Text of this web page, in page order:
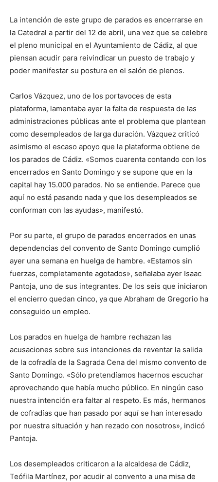
La intención de este grupo de parados es encerrarse en
la Catedral a partir del 12 de abril, una vez que se celebre
el pleno municipal en el Ayuntamiento de Cádiz, al que
piensan acudir para reivindicar un puesto de trabajo y
poder manifestar su postura en el salón de plenos.
Carlos Vázquez, uno de los portavoces de esta
plataforma, lamentaba ayer la falta de respuesta de las
administraciones públicas ante el problema que plantean
como desempleados de larga duración. Vázquez criticó
asimismo el escaso apoyo que la plataforma obtiene de
los parados de Cádiz. «Somos cuarenta contando con los
encerrados en Santo Domingo y se supone que en la
capital hay 15.000 parados. No se entiende. Parece que
aquí no está pasando nada y que los desempleados se
conforman con las ayudas», manifestó.
Por su parte, el grupo de parados encerrados en unas
dependencias del convento de Santo Domingo cumplió
ayer una semana en huelga de hambre. «Estamos sin
fuerzas, completamente agotados», señalaba ayer Isaac
Pantoja, uno de sus integrantes. De los seis que iniciaron
el encierro quedan cinco, ya que Abraham de Gregorio ha
conseguido un empleo.
Los parados en huelga de hambre rechazan las
acusaciones sobre sus intenciones de reventar la salida
de la cofradía de la Sagrada Cena del mismo convento de
Santo Domingo. «Sólo pretendíamos hacernos escuchar
aprovechando que había mucho público. En ningún caso
nuestra intención era faltar al respeto. Es más, hermanos
de cofradías que han pasado por aquí se han interesado
por nuestra situación y han rezado con nosotros», indicó
Pantoja.
Los desempleados criticaron a la alcaldesa de Cádiz,
Teófila Martínez, por acudir al convento a una misa de